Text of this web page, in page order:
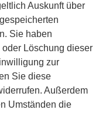
Auskunft über
Sie haben
Löschung dieser
zur
Sie diese
Außerdem
Umständen die